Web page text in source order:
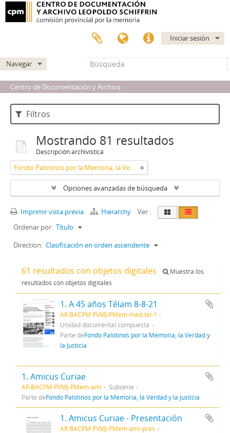
Iniciar sesión
Navegar
Centro de Documentación y Archivo
Filtros
Mostrando 81 resultados
Descripción archivística
Fondo Palotinos por la Memoria, la Verdad y la Justicia
Opciones avanzadas de búsqueda
Imprimir vista previa Hierarchy
Ver :
Ordenar por: Título
Direction: Clasificación en orden ascendente
61 resultados con objetos digitales
Muestra los
resultados con objetos digitales
1. A 45 años Télam 8-8-21
AR BACPM PVMJ-PMem-med-tel-1
Unidad documental compuesta
Parte deFondo Palotinos por la Memoria, la Verdad y
la Justicia
1. Amicus Curiae
AR BACPM PVMJ-PMem-ami
Subserie
Parte deFondo Palotinos por la Memoria, la Verdad y la Justicia
1. Amicus Curiae - Presentación
AR BACPM PVMJ-PMem-ami-pres